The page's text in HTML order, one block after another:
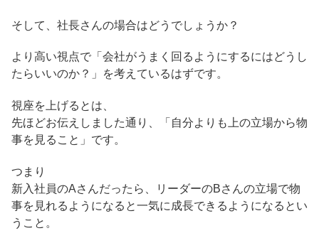
そして、社長さんの場合はどうでしょうか？
より高い視点で「会社がうまく回るようにするにはどうし
たらいいのか？」を考えているはずです。
視座を上げるとは、
先ほどお伝えしました通り、「自分よりも上の立場から物
事を見ること」です。
つまり
新入社員のAさんだったら、リーダーのBさんの立場で物
事を見れるようになると一気に成長できるようになるとい
うこと。